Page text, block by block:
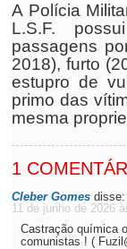
A Polícia
L.S.F.
passagens
2018), furto
estupro de
primo das
mesma
1
Cleber Gomes disse:
11 de junho de 2026
Castração química
comunistas ! (